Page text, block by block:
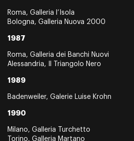
Roma, Galleria l’Isola
Bologna, Galleria Nuova 2000
1987
Roma, Galleria dei Banchi Nuovi
Alessandria, Il Triangolo Nero
1989
Badenweiler, Galerie Luise Krohn
1990
Milano, Galleria Turchetto
Torino, Galleria Martano